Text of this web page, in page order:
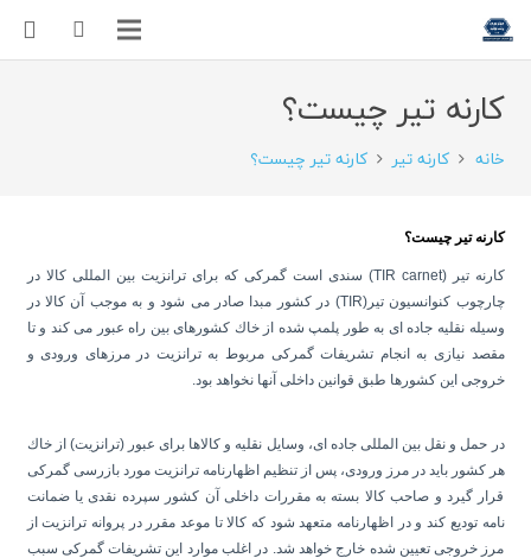
کارنه تیر چیست؟
خانه کارنه تیر کارنه تیر چیست؟
کارنه تیر چیست؟
كارنه تیر (TIR carnet) سندی است گمركی كه برای ترانزیت بین المللی كالا در
چارچوب كنوانسیون تیر(TIR) در كشور مبدا صادر می شود و به موجب آن كالا در
وسیله نقلیه جاده ای به طور پلمپ شده از خاك كشورهای بین راه عبور می كند و تا
مقصد نیازی به انجام تشریفات گمركی مربوط به ترانزیت در مرزهای ورودی و
خروجی این كشورها طبق قوانین داخلی آنها نخواهد بود.
در حمل و نقل بین المللی جاده ای، وسایل نقلیه و كالاها برای عبور (ترانزیت) از خاك
هر كشور باید در مرز ورودی، پس از تنظیم اظهارنامه ترانزیت مورد بازرسی گمركی
قرار گیرد و صاحب كالا بسته به مقررات داخلی آن كشور سپرده نقدی یا ضمانت
نامه تودیع كند و در اظهارنامه متعهد شود كه كالا تا موعد مقرر در پروانه ترانزیت از
مرز خروجی تعیین شده خارج خواهد شد. در اغلب موارد این تشریفات گمركی سبب